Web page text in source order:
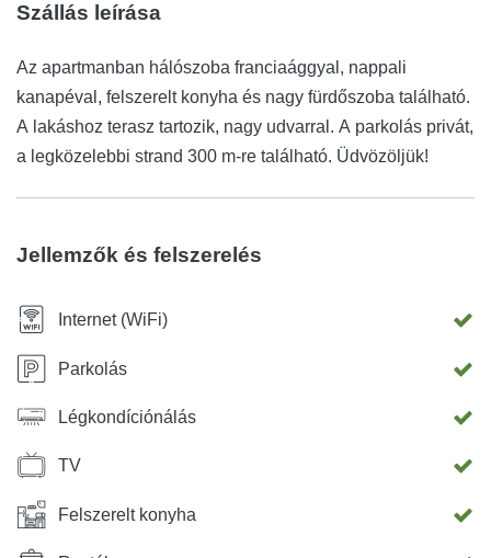
Szállás leírása
Az apartmanban hálószoba franciaággyal, nappali
kanapéval, felszerelt konyha és nagy fürdőszoba található.
A lakáshoz terasz tartozik, nagy udvarral. A parkolás privát,
a legközelebbi strand 300 m-re található. Üdvözöljük!
Jellemzők és felszerelés
Internet (WiFi)
Parkolás
Légkondíciónálás
TV
Felszerelt konyha